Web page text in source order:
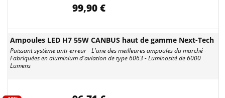
99,90 €
Ampoules LED H7 55W CANBUS haut de gamme Next-Tech
Puissant système anti-erreur - L'une des meilleures ampoules du marché -
Fabriquées en aluminium d'aviation de type 6063 - Luminosité de 6000
Lumens